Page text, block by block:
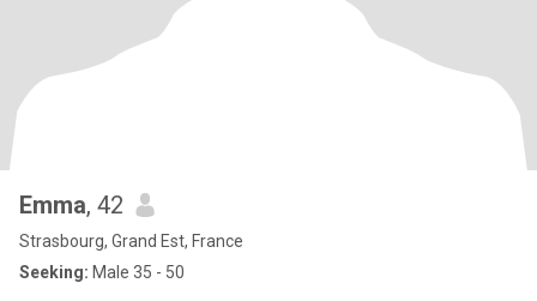
Emma, 42
Strasbourg, Grand Est, France
Seeking: Male 35 - 50